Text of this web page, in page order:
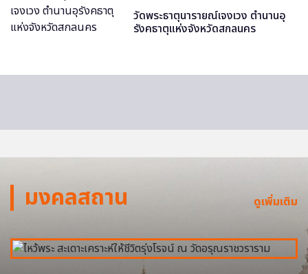
วัดพระธาตุนารายณ์เจงเวง ตำนานอุ
รังคธาตุแห่งจังหวัดสกลนคร
มงคลสถาน ดูเพิ่มเติม